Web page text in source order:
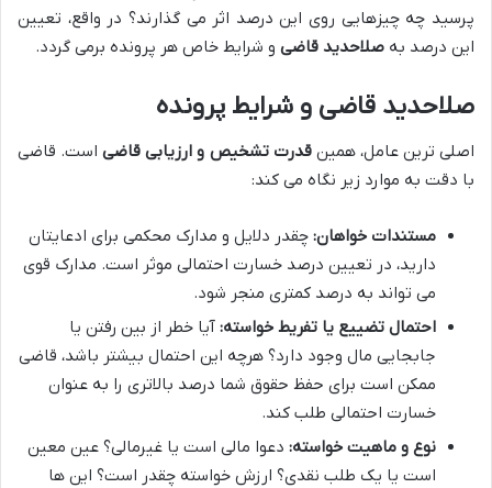
پرسید چه چیزهایی روی این درصد اثر می گذارند؟ در واقع، تعیین
این درصد به صلاحدید قاضی و شرایط خاص هر پرونده برمی گردد.
صلاحدید قاضی و شرایط پرونده
اصلی ترین عامل، همینقدرت تشخیص و ارزیابی قاضیاست. قاضی
با دقت به موارد زیر نگاه می کند:
مستندات خواهان: چقدر دلایل و مدارک محکمی برای ادعایتان
دارید، در تعیین درصد خسارت احتمالی موثر است. مدارک قوی
می تواند به درصد کمتری منجر شود.
احتمال تضییع یا تفریط خواسته: آیا خطر از بین رفتن یا
جابجایی مال وجود دارد؟ هرچه این احتمال بیشتر باشد، قاضی
ممکن است برای حفظ حقوق شما درصد بالاتری را به عنوان
خسارت احتمالی طلب کند.
نوع و ماهیت خواسته: دعوا مالی است یا غیرمالی؟ عین معین
است یا یک طلب نقدی؟ ارزش خواسته چقدر است؟ این ها